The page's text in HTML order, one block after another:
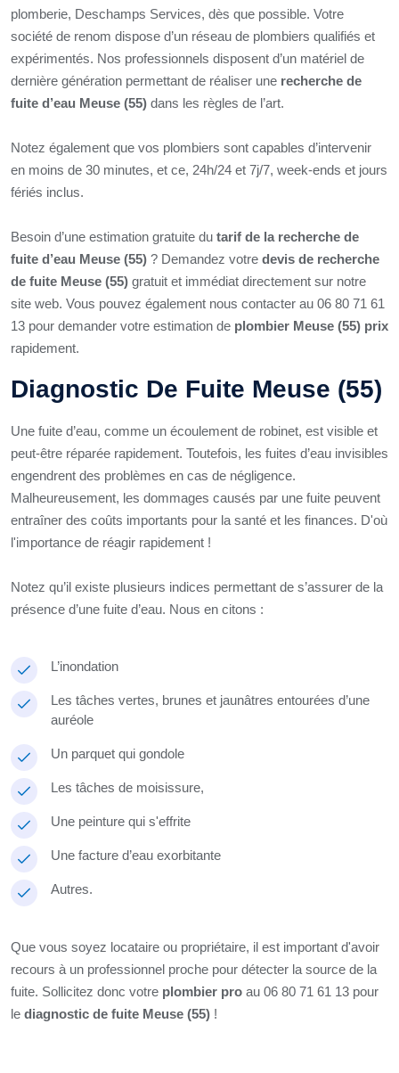
plomberie, Deschamps Services, dès que possible. Votre
société de renom dispose d’un réseau de plombiers qualifiés et
expérimentés. Nos professionnels disposent d’un matériel de
dernière génération permettant de réaliser une recherche de
fuite d’eau Meuse (55) dans les règles de l’art.
Notez également que vos plombiers sont capables d’intervenir
en moins de 30 minutes, et ce, 24h/24 et 7j/7, week-ends et jours
fériés inclus.
Besoin d’une estimation gratuite du tarif de la recherche de
fuite d’eau Meuse (55) ? Demandez votre devis de recherche
de fuite Meuse (55) gratuit et immédiat directement sur notre
site web. Vous pouvez également nous contacter au 06 80 71 61
13 pour demander votre estimation de plombier Meuse (55) prix
rapidement.
Diagnostic De Fuite Meuse (55)
Une fuite d’eau, comme un écoulement de robinet, est visible et
peut-être réparée rapidement. Toutefois, les fuites d’eau invisibles
engendrent des problèmes en cas de négligence.
Malheureusement, les dommages causés par une fuite peuvent
entraîner des coûts importants pour la santé et les finances. D'où
l'importance de réagir rapidement !
Notez qu’il existe plusieurs indices permettant de s’assurer de la
présence d’une fuite d’eau. Nous en citons :
L’inondation
Les tâches vertes, brunes et jaunâtres entourées d’une
auréole
Un parquet qui gondole
Les tâches de moisissure,
Une peinture qui s'effrite
Une facture d’eau exorbitante
Autres.
Que vous soyez locataire ou propriétaire, il est important d'avoir
recours à un professionnel proche pour détecter la source de la
fuite. Sollicitez donc votre plombier pro au 06 80 71 61 13 pour
le diagnostic de fuite Meuse (55) !